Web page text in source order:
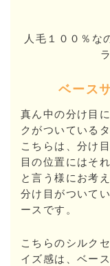
人毛１００％な
ベース
真ん中の分け目
クがついている
こちらは、分け
目の位置にはそ
と言う様にお考
分け目がついて
ースです。
こちらのシルク
イズ感は、ベー